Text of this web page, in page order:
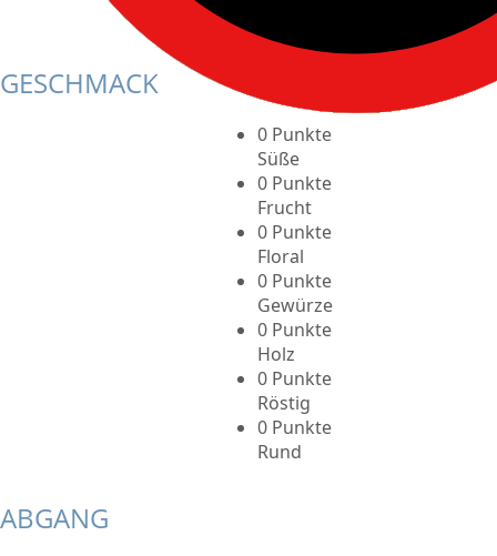
GESCHMACK
0 Punkte
Süße
0 Punkte
Frucht
0 Punkte
Floral
0 Punkte
Gewürze
0 Punkte
Holz
0 Punkte
Röstig
0 Punkte
Rund
ABGANG